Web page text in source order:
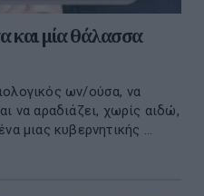
και μία θάλασσα
ων/ούσα, να
να αραδιάζει, χωρίς αιδώ,
μιας κυβερνητικής ...